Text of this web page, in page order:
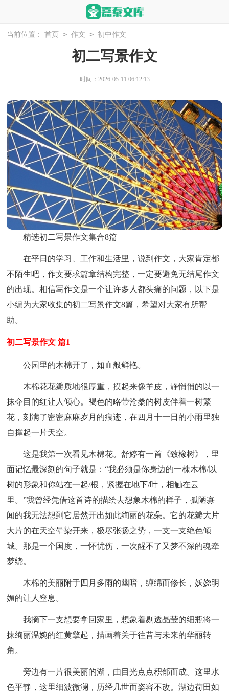
当前位置： 首页 > 作文 > 初中作文
初二写景作文
时间：2026-05-11 06:12:13
精选初二写景作文集合8篇
在平日的学习、工作和生活里，说到作文，大家肯定都
不陌生吧，作文要求篇章结构完整，一定要避免无结尾作文
的出现。相信写作文是一个让许多人都头痛的问题，以下是
小编为大家收集的初二写景作文8篇，希望对大家有所帮
助。
初二写景作文 篇1
公园里的木棉开了，如血般鲜艳。
木棉花花瓣质地很厚重，摸起来像羊皮，静悄悄的以一
抹夺目的红让人倾心。褐色的略带沧桑的树皮伴着一树繁
花，刻满了密密麻麻岁月的痕迹，在四月十一日的小雨里独
自撑起一片天空。
这是我第一次看见木棉花。舒婷有一首《致橡树》，里
面记忆最深刻的句子就是：“我必须是你身边的一株木棉/以
树的形象和你站在一起/根，紧握在地下/叶，相触在云
里。”我曾经凭借这首诗的描绘去想象木棉的样子，孤陋寡
闻的我无法想到它居然开出如此绚丽的花朵。它的花瓣大片
大片的在天空晕染开来，极尽张扬之势，一支一支绝色倾
城。那是一个国度，一怀忧伤，一次醒不了又梦不深的魂牵
梦绕。
木棉的美丽附于四月多雨的幽暗，缠绵而修长，妖娆明
媚的让人窒息。
我摘下一支想要拿回家里，想象着剔透晶莹的细瓶将一
抹绚丽温婉的红黄擎起，描画着关于往昔与未来的华丽转
角。
旁边有一片很美丽的湖，由目光点点积郁而成。这里水
色平静，这里细波微澜，历经几世而姿容不改。湖边荷田如